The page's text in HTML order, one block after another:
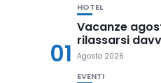
01
HOTEL
Vacanze
rilassarsi
Agosto 2026
EVENTI